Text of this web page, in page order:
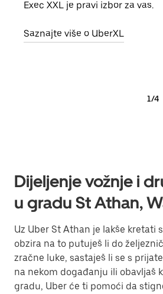
Exec XXL je pravi izbor za vas.
Saznajte više o UberXL
1/4
Dijeljenje vožnje i
u gradu St Athan,
Uz Uber St Athan je lakše kretati
obzira na to putuješ li do
zračne luke, sastaješ li se s
na nekom događanju ili obavljaš
gradu, Uber će ti pomoći da